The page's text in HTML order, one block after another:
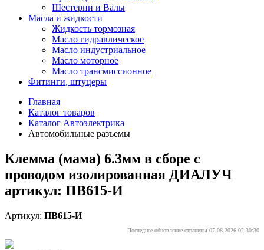
Шестерни и Валы
Масла и жидкости
Жидкость тормозная
Масло гидравлическое
Масло индустриальное
Масло моторное
Масло трансмиссионное
Фитинги, штуцеры
Главная
Каталог товаров
Каталог Автоэлектрика
Автомобильные разъемы
Клемма (мама) 6.3мм в сборе с
проводом изолированная ДИАЛУЧ
артикул: ПВ615-И
Артикул: ПВ615-И
Последнее обновление страницы 07.08.2026 02:30:30